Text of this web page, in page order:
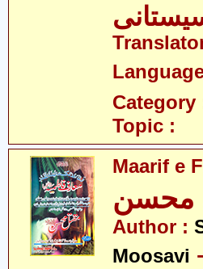
Category
Topic :
Maarif e
محسن
Author :
Moosavi